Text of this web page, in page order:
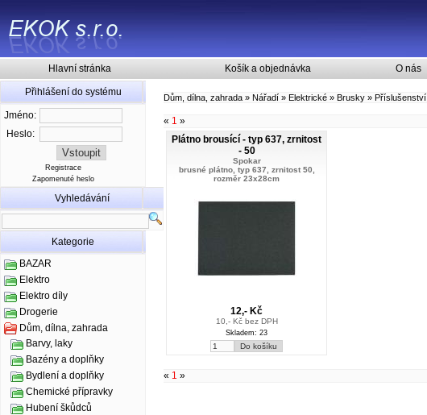
Hlavní stránka Košík a objednávka O nás
Přihlášení do systému
Jméno:
Heslo:
Registrace
Zapomenuté heslo
Vyhledávání
Kategorie
BAZAR
Elektro
Elektro díly
Drogerie
Dům, dílna, zahrada
Barvy, laky
Bazény a doplňky
Bydlení a doplňky
Chemické přípravky
Hubení škůdců
Dům, dílna, zahrada » Nářadí » Elektrické » Brusky » Příslušenství
« 1 »
Plátno brousící - typ 637, zrnitost
- 50
Spokar
brusné plátno, typ 637, zrnitost 50,
rozměr 23x28cm
12,- Kč
10,- Kč bez DPH
Skladem: 23
« 1 »